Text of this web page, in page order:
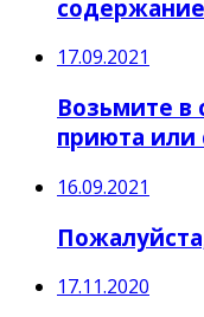
17.09.2021
Возьмите в
приюта или
16.09.2021
17.11.2020